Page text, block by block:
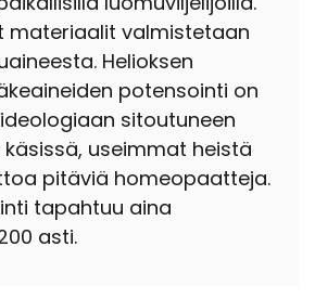
materiaalit valmistetaan
Helioksen
potensointi on
sitoutuneen
käsissä, useimmat heistä
pitäviä homeopaatteja.
tapahtuu aina
asti.